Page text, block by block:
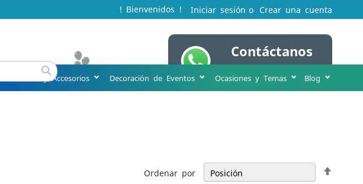
! Bienvenidos ! Iniciar sesión Crear una cuenta
Buscar
Contáctanos
WA 316 231 8963
Fiesta y Accesorios Decoración de Eventos Ocasiones y Temas Blog
Ordenar por